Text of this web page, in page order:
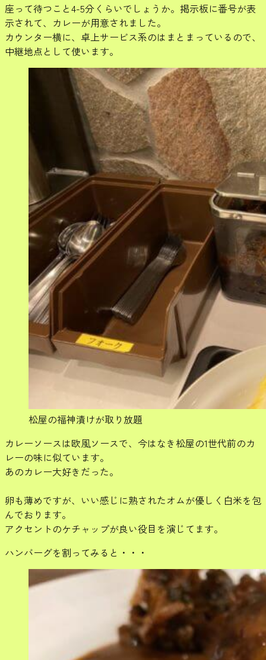
座って待つこと4-5分くらいでしょうか。掲示板に番号が表
示されて、カレーが用意されました。
カウンター横に、卓上サービス系のはまとまっているので、
中継地点として使います。
松屋の福神漬けが取り放題
カレーソースは欧風ソースで、今はなき松屋の1世代前のカ
レーの味に似ています。
あのカレー大好きだった。
卵も薄めですが、いい感じに熟されたオムが優しく白米を包
んでおります。
アクセントのケチャップが良い役目を演じてます。
ハンバーグを割ってみると・・・